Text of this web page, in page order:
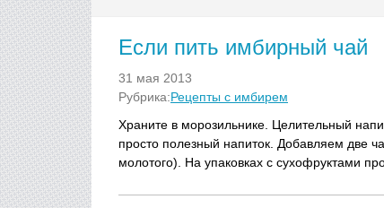
Если пить имбирный чай
31 мая 2013
Рубрика:Рецепты с имбирем
Храните в морозильнике. Целительный
просто полезный напиток. Добавляем две
молотого). На упаковках с сухофруктами